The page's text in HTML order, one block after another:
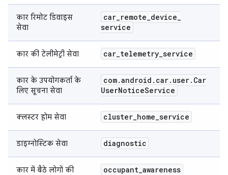
कार रिमोट डिवाइस
सेवा
car_remote_device_
service
कार की टेलीमेट्री सेवा car_telemetry_service
कार के उपयोगकर्ता के
लिए सूचना सेवा
com.android . car. user. Car
UserNoticeService
क्लस्टर होम सेवा cluster_home_service
डाइग्नोस्टिक सेवा diagnostic
कार में बैठे लोगों की
occupant_awareness